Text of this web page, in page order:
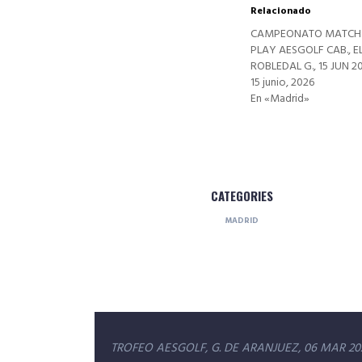
Relacionado
CAMPEONATO MATCH
PLAY AESGOLF CAB.,
ROBLEDAL G., 15 JUN
15 junio, 2026
En «Madrid»
CATEGORIES
MADRID
Navegación
TROFEO AESGOLF, G. DE ARANJUEZ, 06 MAR